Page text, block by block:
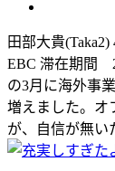
田部大貴
EBC 滞在期間
の3月に海外事
増えました。オ
が、自信が無い